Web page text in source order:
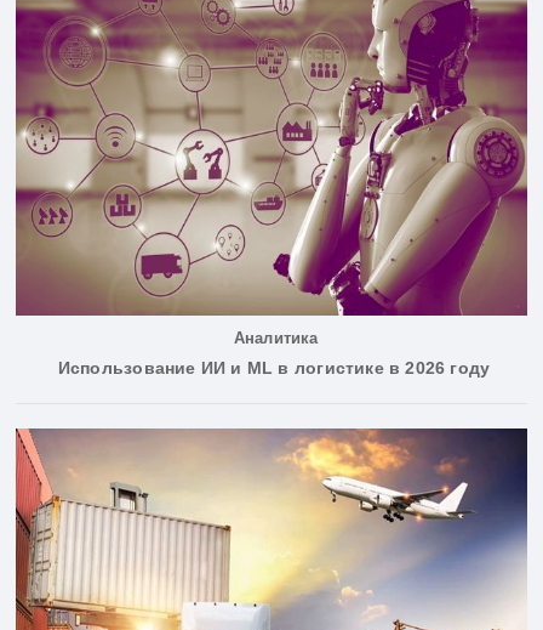
Аналитика
Использование ИИ и ML в логистике в 2026 году